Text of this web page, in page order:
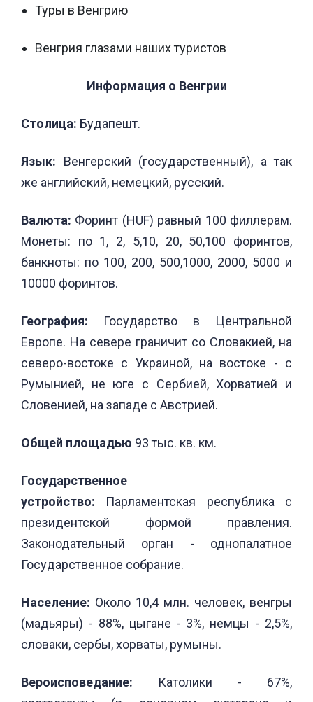
Туры в Венгрию
Венгрия глазами наших туристов
Информация о Венгрии
Столица: Будапешт.
Язык: Венгерский (государственный), а так
же английский, немецкий, русский.
Валюта: Форинт (HUF) равный 100 филлерам.
Монеты: по 1, 2, 5,10, 20, 50,100 форинтов,
банкноты: по 100, 200, 500,1000, 2000, 5000 и
10000 форинтов.
География: Государство в Центральной
Европе. На севере граничит со Словакией, на
северо-востоке с Украиной, на востоке - с
Румынией, не юге с Сербией, Хорватией и
Словенией, на западе с Австрией.
Общей площадью 93 тыс. кв. км.
Государственное
устройство: Парламентская республика с
президентской формой правления.
Законодательный орган - однопалатное
Государственное собрание.
Население: Около 10,4 млн. человек, венгры
(мадьяры) - 88%, цыгане - 3%, немцы - 2,5%,
словаки, сербы, хорваты, румыны.
Вероисповедание: Католики - 67%,